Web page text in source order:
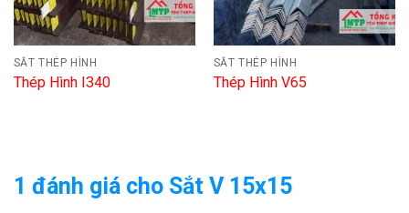
SẮT THÉP HÌNH
Thép Hình I340
SẮT THÉP HÌNH
Thép Hình V65
1 đánh giá cho Sắt V 15x15